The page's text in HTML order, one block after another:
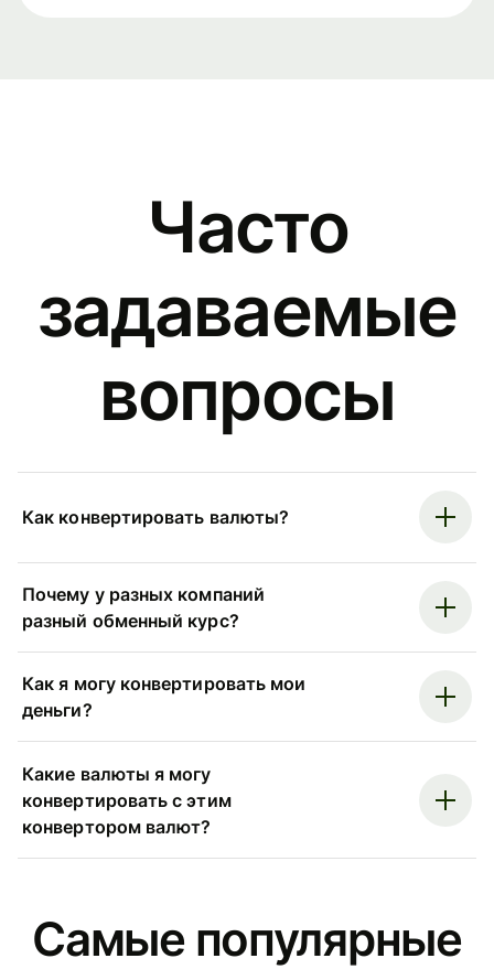
Часто
задаваемые
вопросы
Как конвертировать валюты?
Почему у разных компаний
разный обменный курс?
Как я могу конвертировать мои
деньги?
Какие валюты я могу
конвертировать с этим
конвертором валют?
Самые популярные